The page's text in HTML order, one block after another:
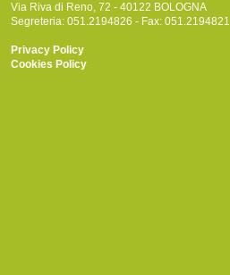
Via Riva di Reno, 72 - 40122 BOLOGNA
Segreteria: 051.2194826 - Fax: 051.2194821
Privacy Policy
Cookies Policy